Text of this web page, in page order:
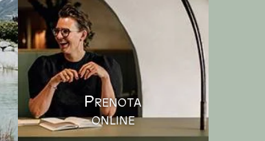
Prenota
online